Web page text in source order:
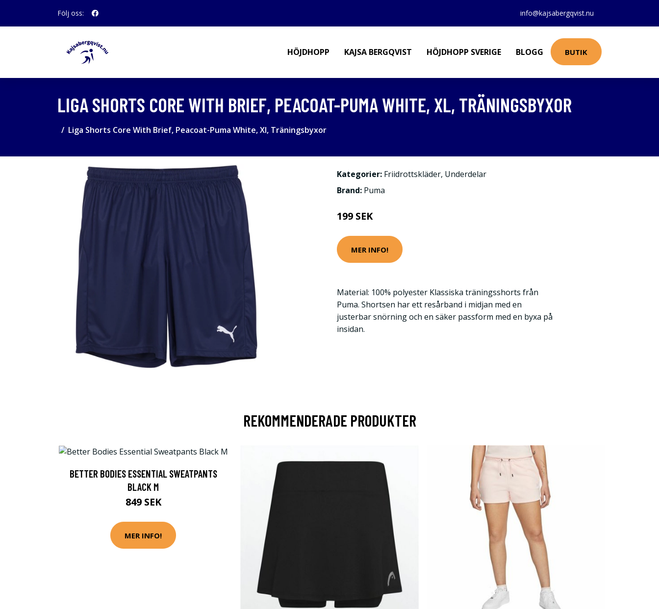
Följ oss: info@kajsabergqvist.nu
HÖJDHOPP KAJSA BERGQVIST HÖJDHOPP SVERIGE BLOGG BUTIK
LIGA SHORTS CORE WITH BRIEF, PEACOAT-PUMA WHITE, XL, TRÄNINGSBYXOR
Liga Shorts Core With Brief, Peacoat-Puma White, Xl, Träningsbyxor
Kategorier: Friidrottskläder, Underdelar
Brand: Puma
199 SEK
MER INFO!
Material: 100% polyester Klassiska träningsshorts från
Puma. Shortsen har ett resårband i midjan med en
justerbar snörning och en säker passform med en byxa på
insidan.
REKOMMENDERADE PRODUKTER
BETTER BODIES ESSENTIAL SWEATPANTS
BLACK M
849 SEK
MER INFO!